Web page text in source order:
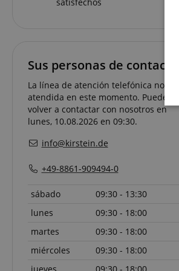
Sus personas de contacto.
La línea de atención telefónica no está
atendida en este momento. Puede
volver a contactar con nosotros en
lunes, 10.08.2026 en 09:30.
info@kirstein.de
+49-8861-909494-0
sábado
09:30 - 13:30
lunes
09:30 - 18:00
martes
09:30 - 18:00
miércoles
09:30 - 18:00
jueves
09:30 - 18:00